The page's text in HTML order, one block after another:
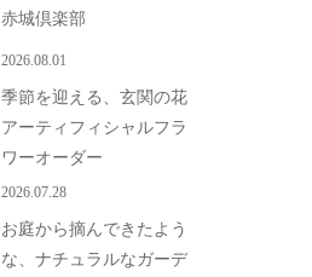
赤城倶楽部
2026.08.01
季節を迎える、玄関の花
アーティフィシャルフラ
ワーオーダー
2026.07.28
お庭から摘んできたよう
な、ナチュラルなガーデ